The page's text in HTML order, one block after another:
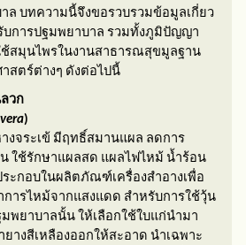
ล บทความนี้จึงขอรวบรวมข้อมูลเกี่ยว
การปฐมพยาบาล รวมทั้งภูมิปัญญา
ช้สมุนไพรในงานสาธารณสุขมูลฐาน
สตร์ต่างๆ ดังต่อไปนี้
วก
)
ระเข้ มีฤทธิ์สมานแผล ลดการ
ใช้รักษาแผลสด แผลไฟไหม้ น้ำร้อน
ะกอบในผลิตภัณฑ์เครื่องสำอางเพื่อ
การไหม้จากแสงแดด สำหรับการใช้วุ้น
มพยาบาลนั้น ให้เลือกใช้ใบแก่นำมา
างสีเหลืองออกให้สะอาด นำเฉพาะ